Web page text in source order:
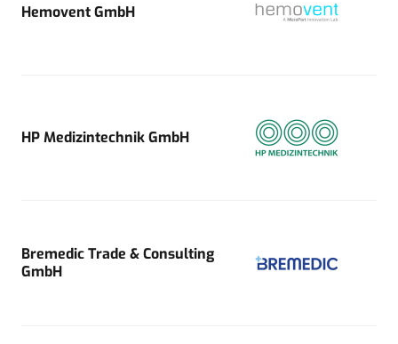
Hemovent GmbH
HP Medizintechnik GmbH
Bremedic Trade & Consulting
GmbH